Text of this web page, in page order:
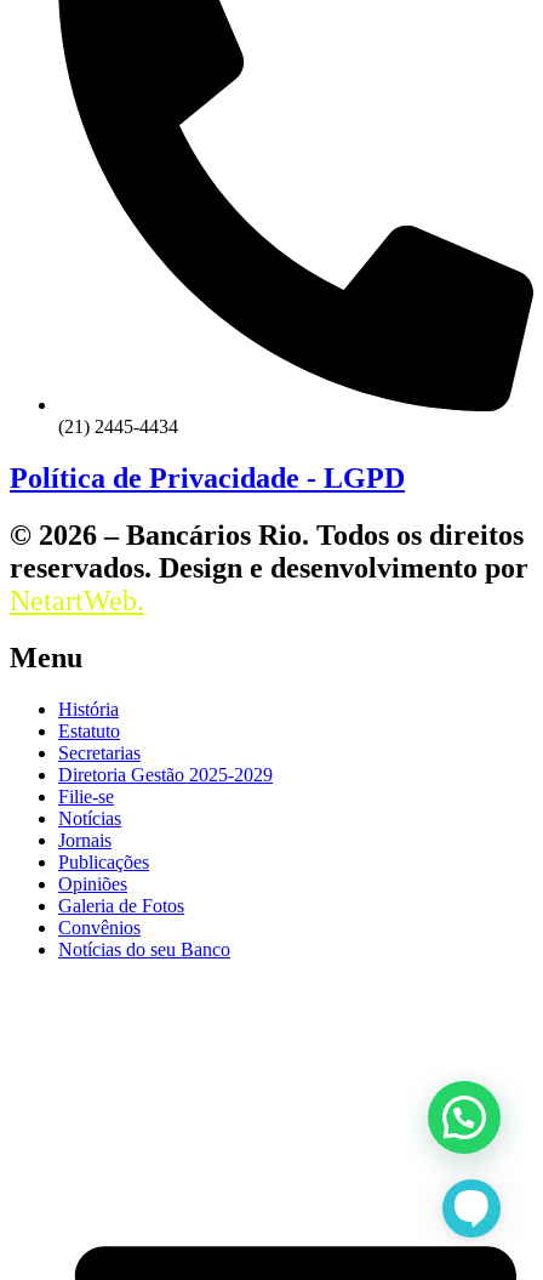
(21) 2445-4434
Política de Privacidade - LGPD
© 2026 – Bancários Rio. Todos os direitos
reservados. Design e desenvolvimento por
NetartWeb.
Menu
História
Estatuto
Secretarias
Diretoria Gestão 2025-2029
Filie-se
Notícias
Jornais
Publicações
Opiniões
Galeria de Fotos
Convênios
Notícias do seu Banco